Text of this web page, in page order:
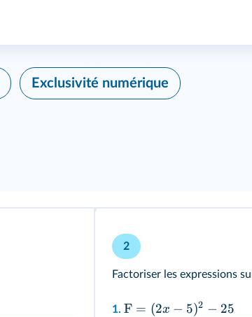
Exclusivité numérique
2
Factoriser les expressions
1. F = (2x − 5)2 − 25